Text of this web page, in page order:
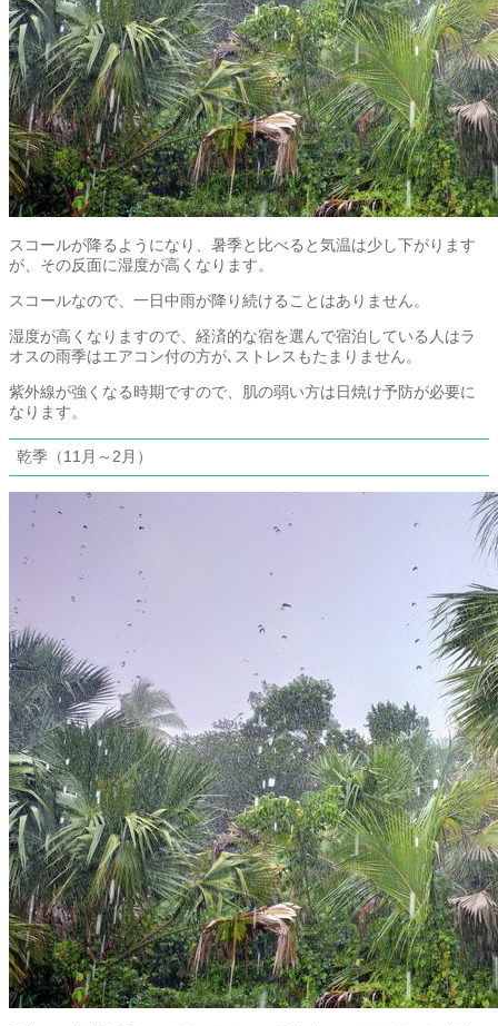
スコールが降るようになり、暑季と比べると気温は少し下がります
が、その反面に湿度が高くなります。
スコールなので、一日中雨が降り続けることはありません。
湿度が高くなりますので、経済的な宿を選んで宿泊している人はラ
オスの雨季はエアコン付の方が､ストレスもたまりません。
紫外線が強くなる時期ですので、肌の弱い方は日焼け予防が必要に
なります。
乾季（11月～2月）